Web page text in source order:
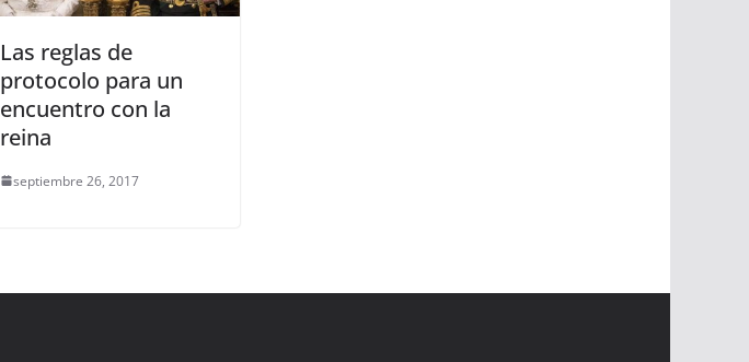
Las reglas de
protocolo para un
encuentro con la
reina
septiembre 26, 2017